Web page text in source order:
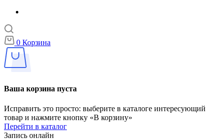
0 Корзина
Ваша корзина пуста
Исправить это просто: выберите в каталоге интересующий
товар и нажмите кнопку «В корзину»
Перейти в каталог
Запись онлайн